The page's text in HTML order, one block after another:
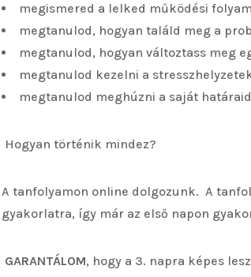
megismered a lelked működési
megtanulod, hogyan találd meg a
megtanulod, hogyan változtass meg
megtanulod kezelni a
megtanulod meghúzni a saját
Hogyan történik mindez?
A tanfolyamon online dolgozunk. A
gyakorlatra, így már az első napon
GARANTÁLOM, hogy a 3. napra képes